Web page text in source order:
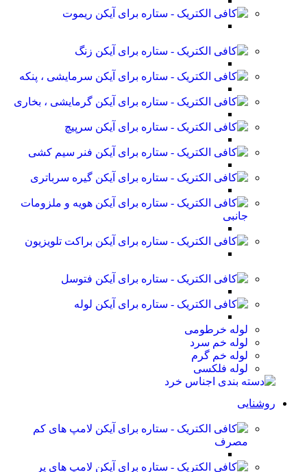
ریموت
زنگ
سرمایشی ، پنکه
گرمایشی ، بخاری
سرپیچ
فنر سیم کشی
گیره سرباتری
هویه و ملزومات
جانبی
براکت تلویزیون
فتوسل
لوله
لوله خرطومی
لوله خم سرد
لوله خم گرم
لوله فلکسی
روشنایی
لامپ های کم
مصرف
لامپ های پر